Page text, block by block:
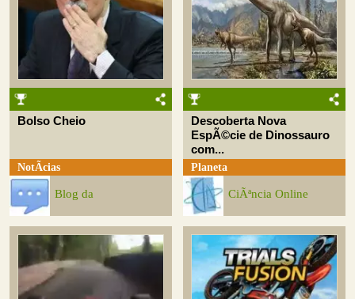
Bolso Cheio
NotÃ­cias
Blog da
Descoberta Nova
EspÃ©cie de Dinossauro
com...
Planeta
CiÃªncia Online